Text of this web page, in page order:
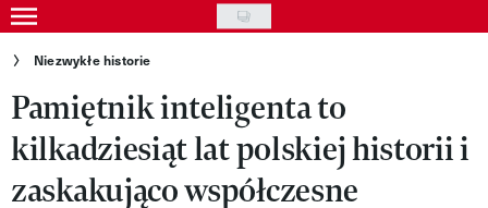
Skip
to
content
Gwiazdy
Ludzie
Moda
Uroda
Niezwykłe historie
Pamiętnik inteligenta to
kilkadziesiąt lat polskiej historii i
zaskakująco współczesne